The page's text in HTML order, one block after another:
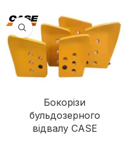
Бокорізи
бульдозерного
відвалу CASE